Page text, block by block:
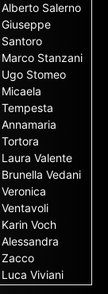
Alberto Salerno
Giuseppe
Santoro
Marco Stanzani
Ugo Stomeo
Micaela
Tempesta
Annamaria
Tortora
Laura Valente
Brunella Vedani
Veronica
Ventavoli
Karin Voch
Alessandra
Zacco
Luca Viviani